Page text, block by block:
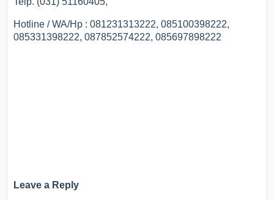
Hotline / WA/Hp : 081231313222, 085100398222,
085331398222, 087852574222, 085697898222
Leave a Reply